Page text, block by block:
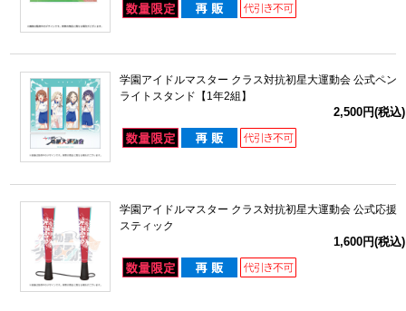
学園アイドルマスター クラス対抗初星大運動会 公式ペン
ライトスタンド【1年2組】
2,500円(税込)
学園アイドルマスター クラス対抗初星大運動会 公式応援
スティック
1,600円(税込)